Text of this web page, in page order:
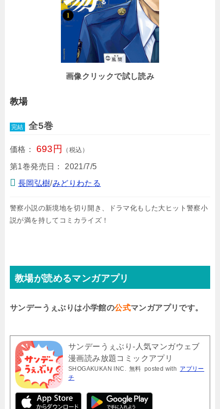
画像クリックで試し読み
教場
完結 全5巻
価格： 693円 （税込）
第1巻発売日：
2021/7/5
長岡弘樹/みどりわたる
警察小説の新境地を切り開き、ドラマ化もした大ヒット警察小
説が満を持してコミカライズ！
教場が読めるマンガアプリ
サンデーうぇぶりは小学館の公式マンガアプリです。
サンデーうぇぶり-人気マンガウェブ
漫画読み放題コミックアプリ
SHOGAKUKAN INC. 無料 posted with アプリー
チ